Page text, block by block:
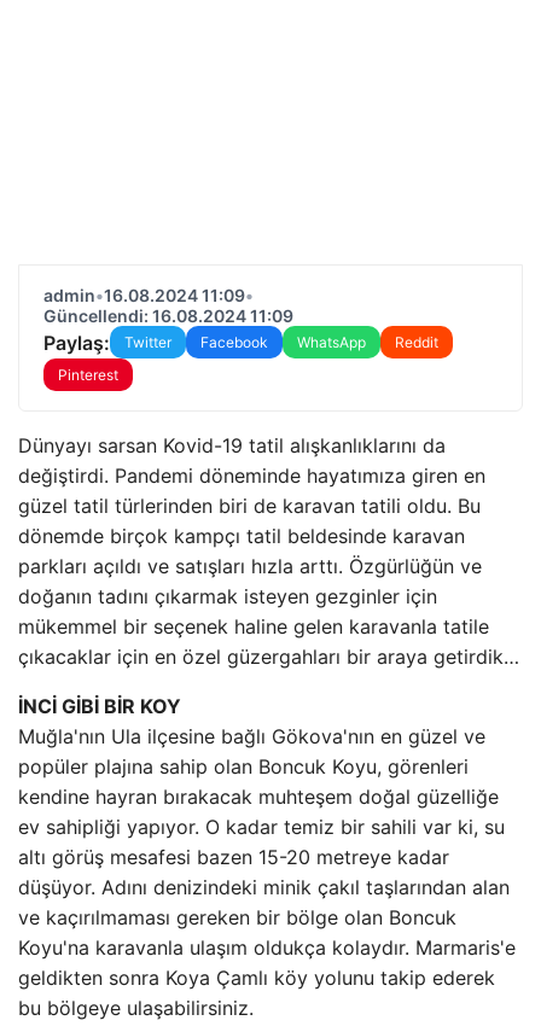
admin•16.08.2024 11:09•
Güncellendi: 16.08.2024 11:09
Paylaş: Twitter Facebook WhatsApp
Reddit
Pinterest
Dünyayı sarsan Kovid-19 tatil alışkanlıklarını da
değiştirdi. Pandemi döneminde hayatımıza giren en
güzel tatil türlerinden biri de karavan tatili oldu. Bu
dönemde birçok kampçı tatil beldesinde karavan
parkları açıldı ve satışları hızla arttı. Özgürlüğün ve
doğanın tadını çıkarmak isteyen gezginler için
mükemmel bir seçenek haline gelen karavanla tatile
çıkacaklar için en özel güzergahları bir araya getirdik…
İNCİ GİBİ BİR KOY
Muğla'nın Ula ilçesine bağlı Gökova'nın en güzel ve
popüler plajına sahip olan Boncuk Koyu, görenleri
kendine hayran bırakacak muhteşem doğal güzelliğe
ev sahipliği yapıyor. O kadar temiz bir sahili var ki, su
altı görüş mesafesi bazen 15-20 metreye kadar
düşüyor. Adını denizindeki minik çakıl taşlarından alan
ve kaçırılmaması gereken bir bölge olan Boncuk
Koyu'na karavanla ulaşım oldukça kolaydır. Marmaris'e
geldikten sonra Koya Çamlı köy yolunu takip ederek
bu bölgeye ulaşabilirsiniz.